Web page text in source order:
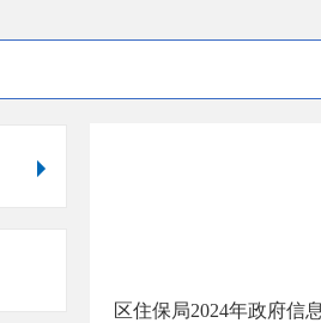
区住保局2024年政府信